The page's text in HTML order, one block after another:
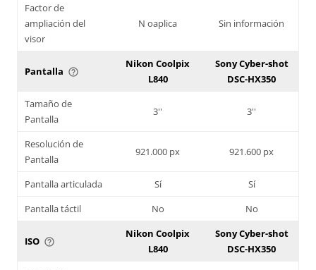
Factor de
ampliación del
visor
N oaplica Sin información
Pantalla help_outline
Nikon Coolpix
L840
Sony Cyber-shot
DSC-HX350
Tamaño de
Pantalla
3'' 3''
Resolución de
Pantalla
921.000 px 921.600 px
Pantalla articulada Sí
Sí
Pantalla táctil
No No
ISO help_outline
Nikon Coolpix
L840
Sony Cyber-shot
DSC-HX350